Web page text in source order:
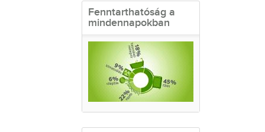
Fenntarthatóság a
mindennapokban